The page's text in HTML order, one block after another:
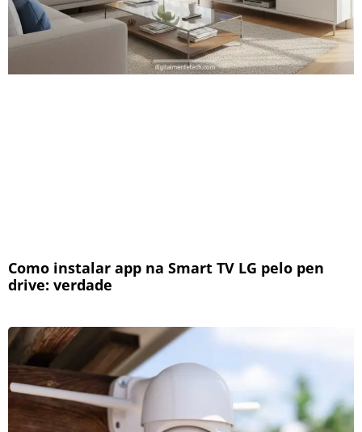
Como instalar app na Smart TV LG pelo pen
drive: verdade